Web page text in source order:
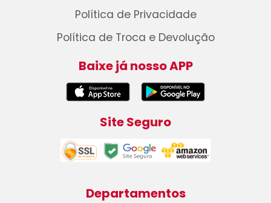
Política de Privacidade
Política de Troca e Devolução
Baixe já nosso APP
Site Seguro
Departamentos